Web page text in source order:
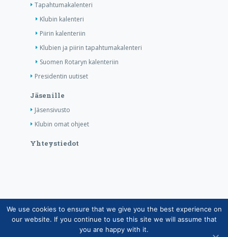
Tapahtumakalenteri
Klubin kalenteri
Piirin kalenteriin
Klubien ja piirin tapahtumakalenteri
Suomen Rotaryn kalenteriin
Presidentin uutiset
Jäsenille
Jäsensivusto
Klubin omat ohjeet
Yhteystiedot
Copyright © Suomen Rotarypalvelu ry 2026 |
Jäsentietojärjestelmän tietosuojaseloste|Henkilötietojen
käsittely Rotarytoiminnassa
We use cookies to ensure that we give you the best experience on
our website. If you continue to use this site we will assume that
you are happy with it.